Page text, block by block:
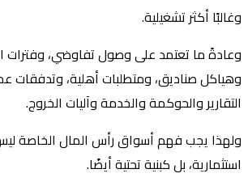
وغالبًا أكثر تشغيلية.
وعادةً ما تعتمد على وصول تفاوضي، وفترات
وهياكل صناديق، ومتطلبات أهلية،
التقارير والحوكمة والخدمة وآليات الخروج.
ولهذا يجب فهم أسواق رأس المال الخاصة
استثمارية، بل كبنية تحتية أيضًا.